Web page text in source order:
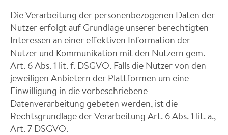
Die Verarbeitung der personenbezogenen Daten der
Nutzer erfolgt auf Grundlage unserer berechtigten
Interessen an einer effektiven Information der
Nutzer und Kommunikation mit den Nutzern gem.
Art. 6 Abs. 1 lit. f. DSGVO. Falls die Nutzer von den
jeweiligen Anbietern der Plattformen um eine
Einwilligung in die vorbeschriebene
Datenverarbeitung gebeten werden, ist die
Rechtsgrundlage der Verarbeitung Art. 6 Abs. 1 lit. a.,
Art. 7 DSGVO.